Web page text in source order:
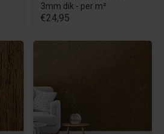
3mm dik - per m²
€24,95